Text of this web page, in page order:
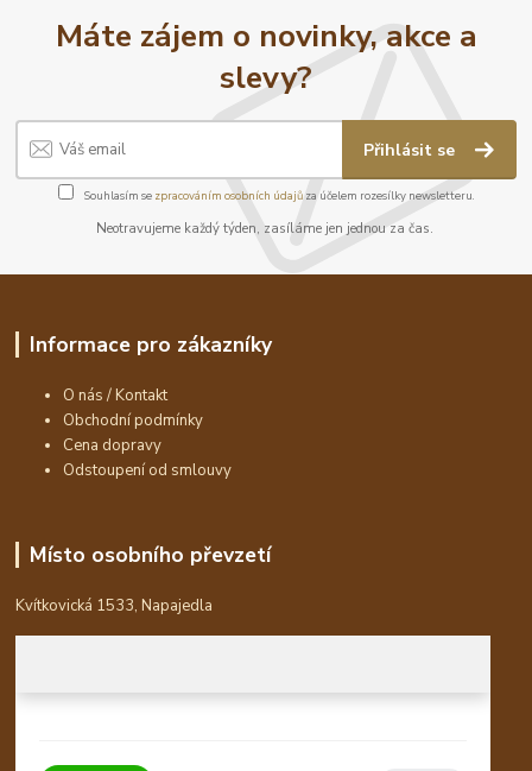
Máte zájem o novinky, akce a
slevy?
Přihlásit se
Souhlasím se zpracováním osobních údajůza účelem rozesílky newsletteru.
Neotravujeme každý týden, zasíláme jen jednou za čas.
Informace pro zákazníky
O nás / Kontakt
Obchodní podmínky
Cena dopravy
Odstoupení od smlouvy
Místo osobního převzetí
Kvítkovická 1533, Napajedla